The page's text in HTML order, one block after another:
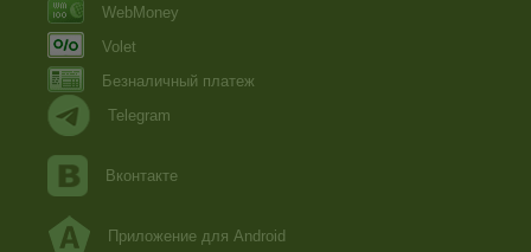
WebMoney
Volet
Безналичный платеж
Telegram
Вконтакте
Приложение для Android